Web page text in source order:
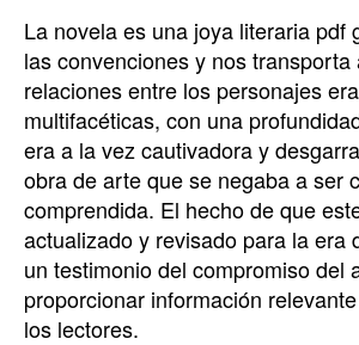
La novela es una joya literaria pdf
las convenciones y nos
relaciones entre los personajes
multifacéticas, con una
era a la vez cautivadora y
obra de arte que se negaba a ser
comprendida. El hecho de que
actualizado y revisado para la era
un testimonio del compromiso del
proporcionar información
los lectores.